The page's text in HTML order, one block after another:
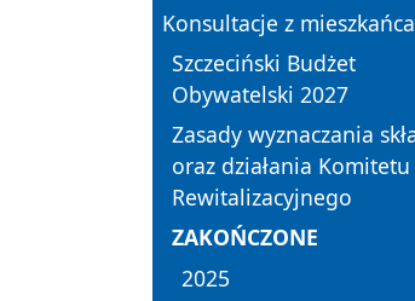
Konsultacje z
Szczeciński Budżet
Obywatelski 2027
Zasady wyznaczania
oraz działania Komitetu
Rewitalizacyjnego
ZAKOŃCZONE
2025